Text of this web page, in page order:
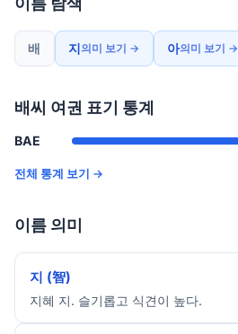
배 지의미 보기 → 아의미 보기 →
배씨 여권 표기 통계
BAE
전체 통계 보기 →
이름 의미
지 (智)
지혜 지. 슬기롭고 식견이 높다.